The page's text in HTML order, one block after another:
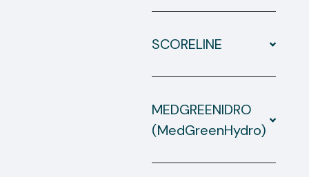
SCORELINE
MEDGREENIDRO
(MedGreenHydro)